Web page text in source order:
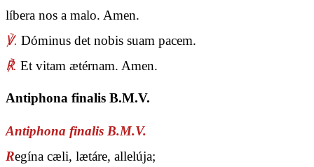
líbera nos a malo. Amen.
℣. Dóminus det nobis suam pacem.
℟. Et vitam ætérnam. Amen.
Antiphona finalis B.M.V.
Antiphona finalis B.M.V.
Regína cæli, lætáre, allelúja;